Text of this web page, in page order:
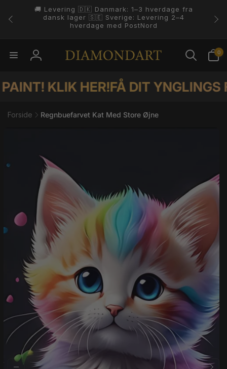
indhold
4.8 ⭐️⭐️⭐️⭐️⭐️ På Trustpilot.
Log
0
varer
HER!FÅ DIT YNGLINGS FOTO
Forside
Regnbuefarvet Kat Med Store Øjne